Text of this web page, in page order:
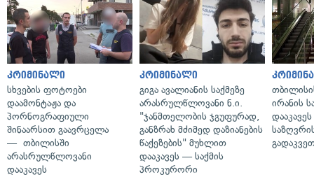
კრიმინალი
სხვების ფოტოები
დაამონტაჟა და
პორნოგრაფიული
შინაარსით გაავრცელა
— თბილისში
არასრულწლოვანი
დააკავეს
კრიმინალი
გიგა ავალიანის საქმეზე
არასრულწლოვანი ნ.ი.
"ჯანმთელობის ჯგუფურად,
განზრახ მძიმედ დაზიანების
წაქეზების" მუხლით
დააკავეს — საქმის
პროკურორი
ირანის